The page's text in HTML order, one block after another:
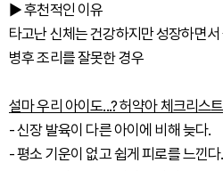
▶ 후천적인 이유
타고난 신체는 건강하지만 성장하면
병후 조리를 잘못한 경우
설마 우리 아이도...? 허약아 체크리스트
- 신장 발육이 다른 아이에 비해 늦다.
- 평소 기운이 없고 쉽게 피로를 느낀다.